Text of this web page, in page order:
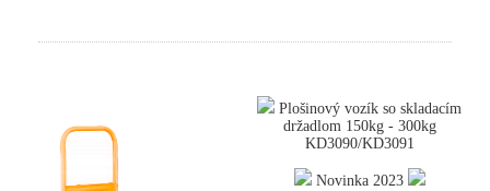
Plošinový vozík so skladacím
držadlom 150kg - 300kg
KD3090/KD3091
Novinka 2023